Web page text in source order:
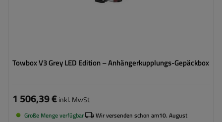
Towbox V3 Grey LED Edition – Anhängerkupplungs-Gepäckbox
1 506,39 €inkl. MwSt
Große Menge verfügbar Wir versenden schon am10. August